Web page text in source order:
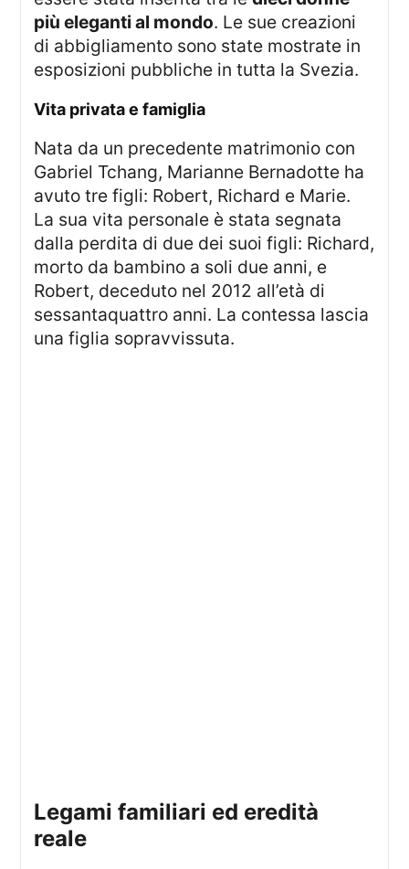
più eleganti al mondo. Le sue creazioni
di abbigliamento sono state mostrate in
esposizioni pubbliche in tutta la Svezia.
vita privata e famiglia
Nata da un precedente matrimonio con
Gabriel Tchang, Marianne Bernadotte ha
avuto tre figli: Robert, Richard e Marie.
La sua vita personale è stata segnata
dalla perdita di due dei suoi figli: Richard,
morto da bambino a soli due anni, e
Robert, deceduto nel 2012 all’età di
sessantaquattro anni. La contessa lascia
una figlia sopravvissuta.
legami familiari ed eredità
reale